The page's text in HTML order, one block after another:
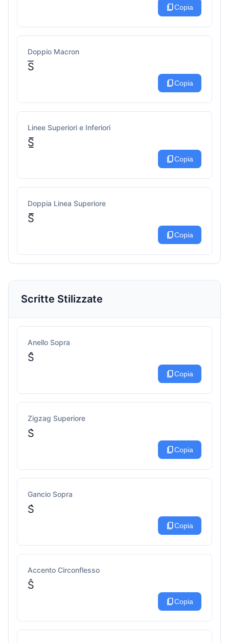
content_copyCopia
Doppio Macron
S͞
content_copyCopia
Linee Superiori e Inferiori
S̲̅
content_copyCopia
Doppia Linea Superiore
S̅̅
content_copyCopia
Scritte Stilizzate
Anello Sopra
S̊
content_copyCopia
Zigzag Superiore
S͛
content_copyCopia
Gancio Sopra
S̉
content_copyCopia
Accento Circonflesso
Ŝ
content_copyCopia